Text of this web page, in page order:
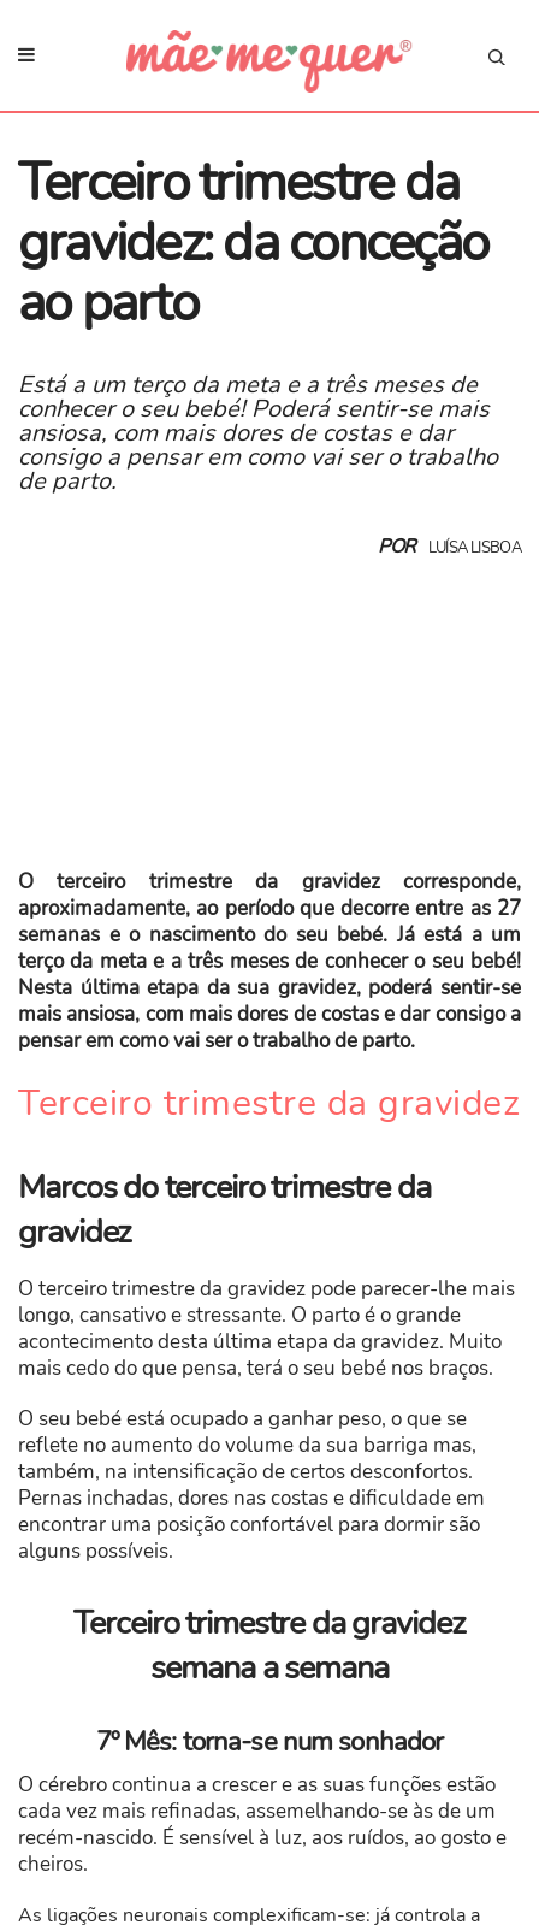
Terceiro trimestre da
gravidez: da conceção
ao parto
Está a um terço da meta e a três meses de
conhecer o seu bebé! Poderá sentir-se mais
ansiosa, com mais dores de costas e dar
consigo a pensar em como vai ser o trabalho
de parto.
POR LUÍSA LISBOA
O terceiro trimestre da gravidez corresponde,
aproximadamente, ao período que decorre entre as 27
semanas e o nascimento do seu bebé. Já está a um
terço da meta e a três meses de conhecer o seu bebé!
Nesta última etapa da sua gravidez, poderá sentir-se
mais ansiosa, com mais dores de costas e dar consigo a
pensar em como vai ser o trabalho de parto.
Terceiro trimestre da gravidez
Marcos do terceiro trimestre da
gravidez
O terceiro trimestre da gravidez pode parecer-lhe mais
longo, cansativo e stressante. O parto é o grande
acontecimento desta última etapa da gravidez. Muito
mais cedo do que pensa, terá o seu bebé nos braços.
O seu bebé está ocupado a ganhar peso, o que se
reflete no aumento do volume da sua barriga mas,
também, na intensificação de certos desconfortos.
Pernas inchadas, dores nas costas e dificuldade em
encontrar uma posição confortável para dormir são
alguns possíveis.
Terceiro trimestre da gravidez
semana a semana
7º Mês: torna-se num sonhador
O cérebro continua a crescer e as suas funções estão
cada vez mais refinadas, assemelhando-se às de um
recém-nascido. É sensível à luz, aos ruídos, ao gosto e
cheiros.
As ligações neuronais complexificam-se: já controla a